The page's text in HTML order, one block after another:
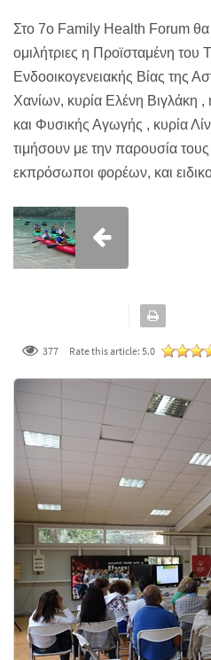
Στο 7o Family Health Forum
ομιλήτριες η Προϊσταμένη του
Ενδοοικογενειακής Βίας της
Χανίων, κυρία Ελένη Βιγλάκη
και Φυσικής Αγωγής , κυρία
τιμήσουν με την παρουσία τους
εκπρόσωποι φορέων, και
377 Rate this article: 5.0